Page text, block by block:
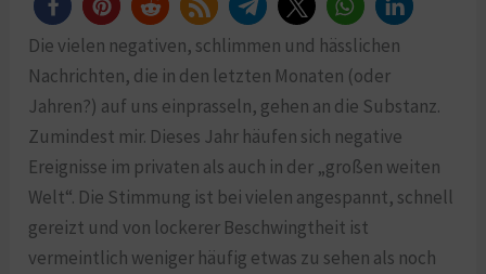
Die vielen negativen, schlimmen und hässlichen
Nachrichten, die in den letzten Monaten (oder
Jahren?) auf uns einprasseln, gehen an die Substanz.
Zumindest mir. Dieses Jahr häufen sich negative
Ereignisse im privaten als auch in der „großen weiten
Welt“. Die Stimmung ist bei vielen angespannt, schnell
gereizt und von lockerer Beschwingtheit ist
vermeintlich weniger häufig etwas zu sehen als noch